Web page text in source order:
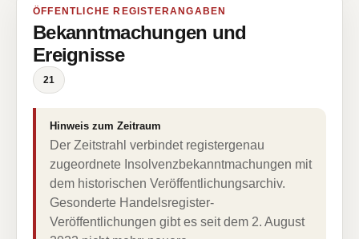
ÖFFENTLICHE REGISTERANGABEN
Bekanntmachungen und
Ereignisse
21
Hinweis zum Zeitraum
Der Zeitstrahl verbindet registergenau
zugeordnete Insolvenzbekanntmachungen mit
dem historischen Veröffentlichungsarchiv.
Gesonderte Handelsregister-
Veröffentlichungen gibt es seit dem 2. August